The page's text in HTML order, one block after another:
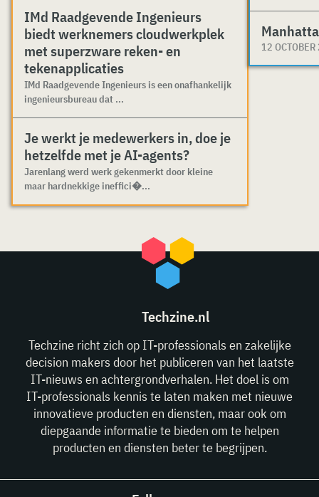
IMd Raadgevende Ingenieurs
biedt werknemers cloudwerkplek
met superzware reken- en
tekenapplicaties
IMd Raadgevende Ingenieurs is een onafhankelijk
ingenieursbureau dat ...
Je werkt je medewerkers in, doe je
hetzelfde met je AI-agents?
Jarenlang werd werk gekenmerkt door kleine
maar hardnekkige ineffici�...
12
Techzine.nl
Techzine richt zich op IT-professionals en zakelijke
decision makers door het publiceren van het laatste
IT-nieuws en achtergrondverhalen. Het doel is om
IT-professionals kennis te laten maken met nieuwe
innovatieve producten en diensten, maar ook om
diepgaande informatie te bieden om te helpen
producten en diensten beter te begrijpen.